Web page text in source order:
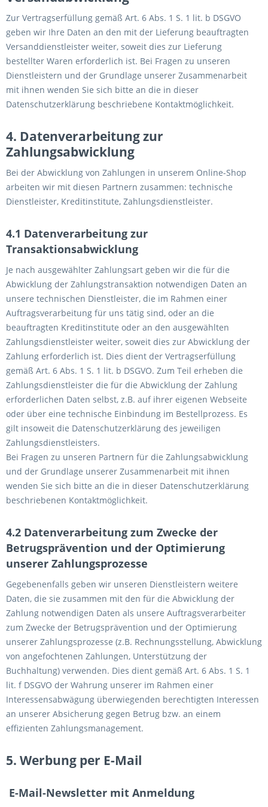
Zur Vertragserfüllung gemäß Art. 6 Abs. 1 S. 1 lit. b DSGVO
geben wir Ihre Daten an den mit der Lieferung beauftragten
Versanddienstleister weiter, soweit dies zur Lieferung
bestellter Waren erforderlich ist. Bei Fragen zu unseren
Dienstleistern und der Grundlage unserer Zusammenarbeit
mit ihnen wenden Sie sich bitte an die in dieser
Datenschutzerklärung beschriebene Kontaktmöglichkeit.
4. Datenverarbeitung zur
Zahlungsabwicklung
Bei der Abwicklung von Zahlungen in unserem Online-Shop
arbeiten wir mit diesen Partnern zusammen: technische
Dienstleister, Kreditinstitute, Zahlungsdienstleister.
4.1 Datenverarbeitung zur
Transaktionsabwicklung
Je nach ausgewählter Zahlungsart geben wir die für die
Abwicklung der Zahlungstransaktion notwendigen Daten an
unsere technischen Dienstleister, die im Rahmen einer
Auftragsverarbeitung für uns tätig sind, oder an die
beauftragten Kreditinstitute oder an den ausgewählten
Zahlungsdienstleister weiter, soweit dies zur Abwicklung der
Zahlung erforderlich ist. Dies dient der Vertragserfüllung
gemäß Art. 6 Abs. 1 S. 1 lit. b DSGVO. Zum Teil erheben die
Zahlungsdienstleister die für die Abwicklung der Zahlung
erforderlichen Daten selbst, z.B. auf ihrer eigenen Webseite
oder über eine technische Einbindung im Bestellprozess. Es
gilt insoweit die Datenschutzerklärung des jeweiligen
Zahlungsdienstleisters.
Bei Fragen zu unseren Partnern für die Zahlungsabwicklung
und der Grundlage unserer Zusammenarbeit mit ihnen
wenden Sie sich bitte an die in dieser Datenschutzerklärung
beschriebenen Kontaktmöglichkeit.
4.2 Datenverarbeitung zum Zwecke der
Betrugsprävention und der Optimierung
unserer Zahlungsprozesse
Gegebenenfalls geben wir unseren Dienstleistern weitere
Daten, die sie zusammen mit den für die Abwicklung der
Zahlung notwendigen Daten als unsere Auftragsverarbeiter
zum Zwecke der Betrugsprävention und der Optimierung
unserer Zahlungsprozesse (z.B. Rechnungsstellung, Abwicklung
von angefochtenen Zahlungen, Unterstützung der
Buchhaltung) verwenden. Dies dient gemäß Art. 6 Abs. 1 S. 1
lit. f DSGVO der Wahrung unserer im Rahmen einer
Interessensabwägung überwiegenden berechtigten Interessen
an unserer Absicherung gegen Betrug bzw. an einem
effizienten Zahlungsmanagement.
5. Werbung per E-Mail
E-Mail-Newsletter mit Anmeldung